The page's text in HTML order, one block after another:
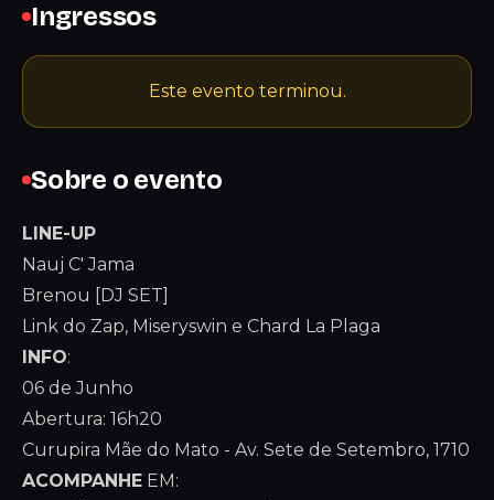
Sobre o evento
LINE-UP
Nauj C' Jama
Brenou [DJ SET]
Link do Zap, Miseryswin e Chard La Plaga
INFO:
06 de Junho
Abertura: 16h20
Curupira Mãe do Mato - Av. Sete de Setembro, 1710
ACOMPANHE EM:
Ingressos
Este evento terminou.